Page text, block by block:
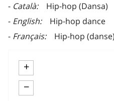
Català
Hip-hop (Dansa)
English
Hip-hop dance
Français
Hip-hop (danse)
+
−